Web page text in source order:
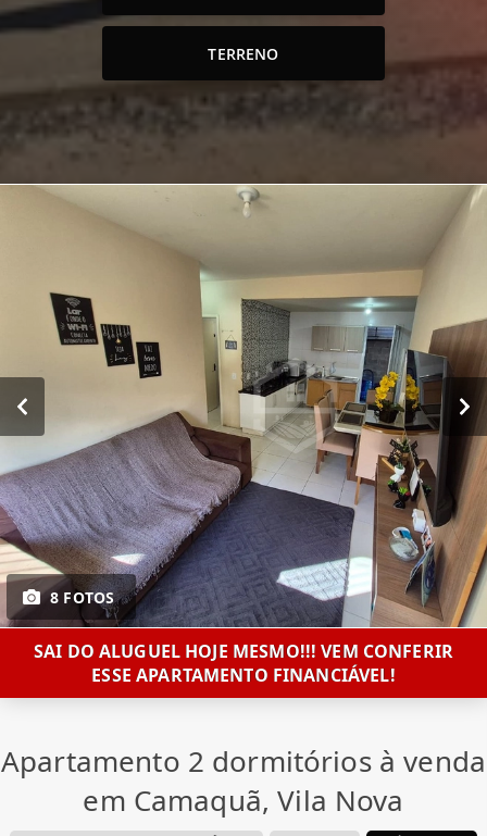
TERRENO
8 FOTOS
SAI DO ALUGUEL HOJE MESMO!!! VEM CONFERIR
ESSE APARTAMENTO FINANCIÁVEL!
Apartamento 2 dormitórios à venda
em Camaquã, Vila Nova